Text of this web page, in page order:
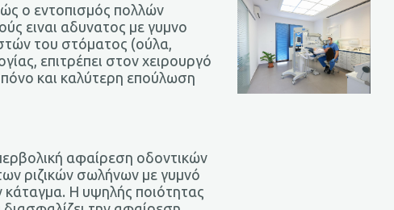
ο εντοπισμός πολλών
ειναι αδυνατος με γυμνο
του στόματος (ούλα,
επιτρέπει στον χειρουργό
πόνο και καλύτερη επούλωση
αφαίρεση οδοντικών
ριζικών σωλήνων με γυμνό
κάταγμα. Η υψηλής ποιότητας